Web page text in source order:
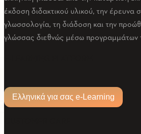
έκδοση διδακτικού υλικού, την έρευνα
γλωσσολογία, τη διάδοση και την
γλώσσας διεθνώς μέσω προγραμμάτων
Ελληνικά για σας e-Learning